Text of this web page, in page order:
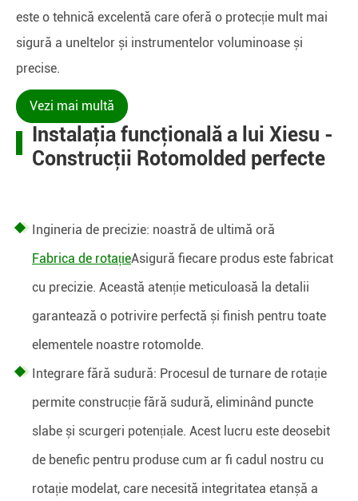
este o tehnică excelentă care oferă o protecție mult mai
sigură a uneltelor și instrumentelor voluminoase și
precise.
Vezi mai multă
Instalaţia funcţională a lui Xiesu -
Construcţii Rotomolded perfecte
Ingineria de precizie: noastră de ultimă oră
Fabrica de rotațieAsigură fiecare produs este fabricat
cu precizie. Această atenție meticuloasă la detalii
garantează o potrivire perfectă și finish pentru toate
elementele noastre rotomolde.
Integrare fără sudură: Procesul de turnare de rotație
permite construcție fără sudură, eliminând puncte
slabe și scurgeri potențiale. Acest lucru este deosebit
de benefic pentru produse cum ar fi cadul nostru cu
rotație modelat, care necesită integritatea etanșă a